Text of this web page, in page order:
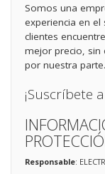
Somos una
experiencia en
clientes
mejor precio, sin
por nuestra parte.
¡Suscríbete
Responsable: